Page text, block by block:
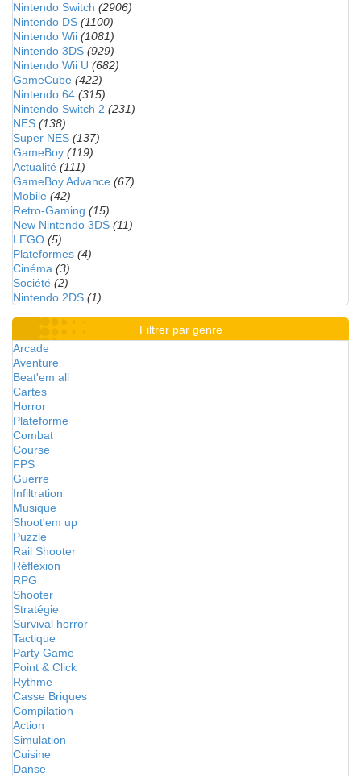
Nintendo Switch (2906)
Nintendo DS (1100)
Nintendo Wii (1081)
Nintendo 3DS (929)
Nintendo Wii U (682)
GameCube (422)
Nintendo 64 (315)
Nintendo Switch 2 (231)
NES (138)
Super NES (137)
GameBoy (119)
Actualité (111)
GameBoy Advance (67)
Mobile (42)
Retro-Gaming (15)
New Nintendo 3DS (11)
LEGO (5)
Plateformes (4)
Cinéma (3)
Société (2)
Nintendo 2DS (1)
Filtrer par genre
Arcade
Aventure
Beat'em all
Cartes
Horror
Plateforme
Combat
Course
FPS
Guerre
Infiltration
Musique
Shoot'em up
Puzzle
Rail Shooter
Réflexion
RPG
Shooter
Stratégie
Survival horror
Tactique
Party Game
Point & Click
Rythme
Casse Briques
Compilation
Action
Simulation
Cuisine
Danse